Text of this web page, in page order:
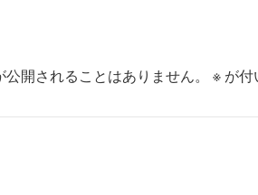
開されることはありません。 ※ が付